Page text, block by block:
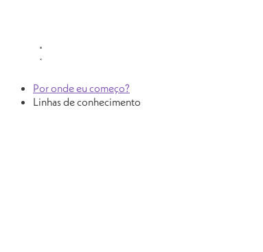
Por onde eu começo?
Linhas de conhecimento